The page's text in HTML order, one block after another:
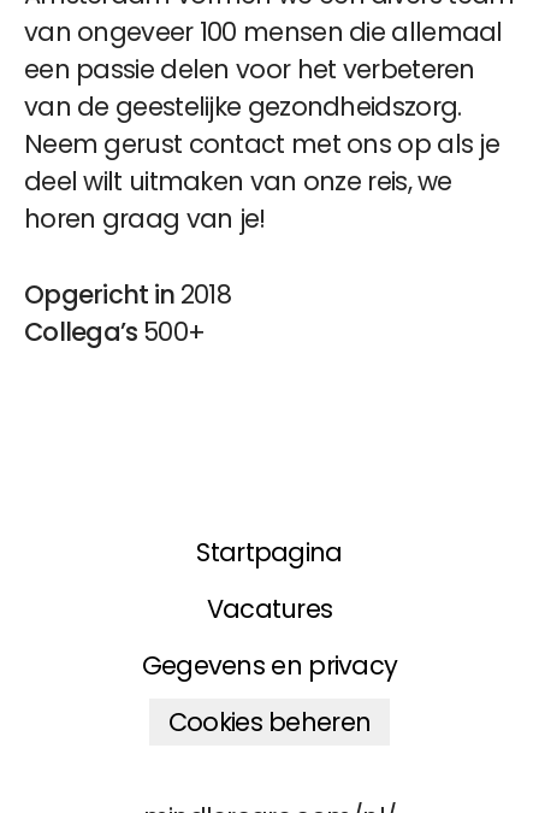
van ongeveer 100 mensen die allemaal
een passie delen voor het verbeteren
van de geestelijke gezondheidszorg.
Neem gerust contact met ons op als je
deel wilt uitmaken van onze reis, we
horen graag van je!
Opgericht in 2018
Collega’s 500+
Startpagina
Vacatures
Gegevens en privacy
Cookies beheren